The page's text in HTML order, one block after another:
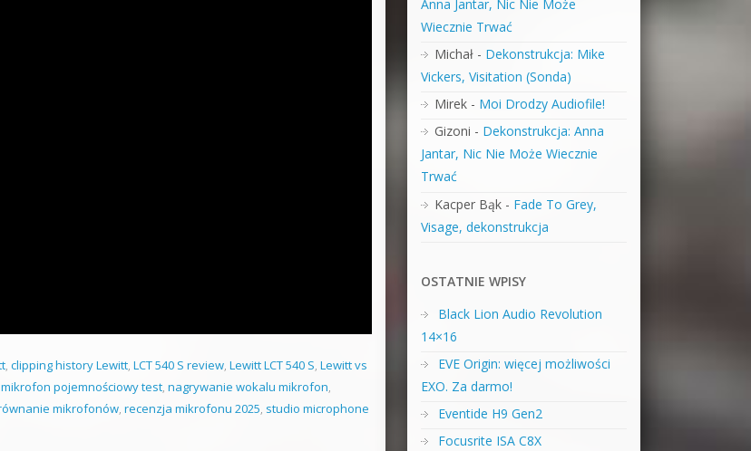
, clipping history Lewitt, LCT 540 S review, Lewitt LCT 540 S, Lewitt vs
mikrofon pojemnościowy test, nagrywanie wokalu mikrofon,
mikrofonów, recenzja mikrofonu 2025, studio microphone
Anna Jantar, Nic Nie Może
Wiecznie Trwać
Michał- Dekonstrukcja: Mike
Vickers, Visitation (Sonda)
Mirek- Moi Drodzy Audiofile!
Gizoni - Dekonstrukcja: Anna
Jantar, Nic Nie Może Wiecznie
Trwać
Kacper Bąk- Fade To Grey,
Visage, dekonstrukcja
OSTATNIE WPISY
Black Lion Audio Revolution
14×16
EVE Origin: więcej możliwości
EXO. Za darmo!
Eventide H9 Gen2
Focusrite ISA C8X